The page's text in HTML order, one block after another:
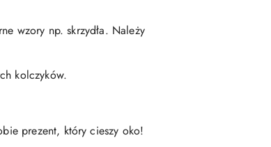
wzory np. skrzydła. Należy
kolczyków.
prezent, który cieszy oko!